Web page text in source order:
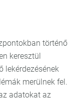
történő
keresztül
lekérdezésének
merülnek fel.
adatokat az